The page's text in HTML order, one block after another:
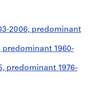
2006, predominant
predominant 1960-
predominant 1976-